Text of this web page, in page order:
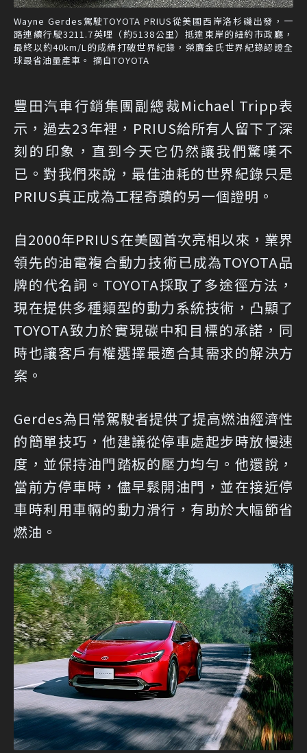
Wayne Gerdes駕駛TOYOTA PRIUS從美國西岸洛杉磯出發，一
路連續行駛3211.7英哩（約5138公里）抵達東岸的紐約市政廳，
最終以約40km/L的成績打破世界紀錄，榮膺金氏世界紀錄認證全
球最省油量產車。 摘自TOYOTA
豐田汽車行銷集團副總裁Michael Tripp表
示，過去23年裡，PRIUS給所有人留下了深
刻的印象，直到今天它仍然讓我們驚嘆不
已。對我們來說，最佳油耗的世界紀錄只是
PRIUS真正成為工程奇蹟的另一個證明。
自2000年PRIUS在美國首次亮相以來，業界
領先的油電複合動力技術已成為TOYOTA品
牌的代名詞。TOYOTA採取了多途徑方法，
現在提供多種類型的動力系統技術，凸顯了
TOYOTA致力於實現碳中和目標的承諾，同
時也讓客戶有權選擇最適合其需求的解決方
案。
Gerdes為日常駕駛者提供了提高燃油經濟性
的簡單技巧，他建議從停車處起步時放慢速
度，並保持油門踏板的壓力均勻。他還說，
當前方停車時，儘早鬆開油門，並在接近停
車時利用車輛的動力滑行，有助於大幅節省
燃油。